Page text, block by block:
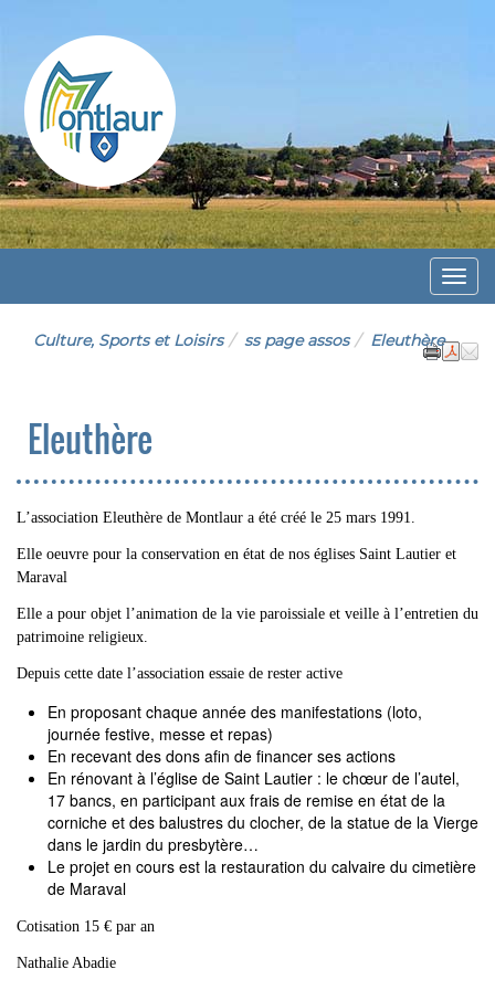
Montlaur
Menu
Culture, Sports et Loisirs ss page assos Eleuthère
Eleuthère
L’association Eleuthère de Montlaur a été créé le 25 mars 1991.
Elle oeuvre pour la conservation en état de nos églises Saint Lautier et
Maraval
Elle a pour objet l’animation de la vie paroissiale et veille à l’entretien du
patrimoine religieux.
Depuis cette date l’association essaie de rester active
En proposant chaque année des manifestations (loto,
journée festive, messe et repas)
En recevant des dons afin de financer ses actions
En rénovant à l’église de Saint Lautier : le chœur de l’autel,
17 bancs, en participant aux frais de remise en état de la
corniche et des balustres du clocher, de la statue de la Vierge
dans le jardin du presbytère…
Le projet en cours est la restauration du calvaire du cimetière
de Maraval
Cotisation 15 € par an
Nathalie Abadie